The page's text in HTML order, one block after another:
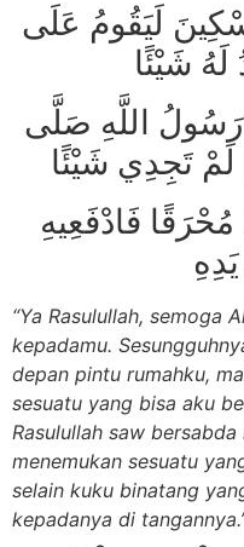
لَيَقُومُ عَلَى
لَهُ شَيْئًا
رَسُولُ اللَّهِ صَلَّى
لَمْ تَجِدِي شَيْئًا
مُحْرَقًا فَادْفَعِيهِ
“Ya Rasulullah, semoga
kepadamu.
depan pintu rumahku,
sesuatu yang bisa aku
Rasulullah saw
menemukan sesuatu
selain kuku binatang
kepadanya di